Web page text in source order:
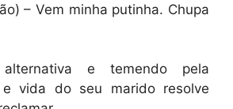
– Vem minha putinha. Chupa
e temendo pela
e vida do seu marido resolve